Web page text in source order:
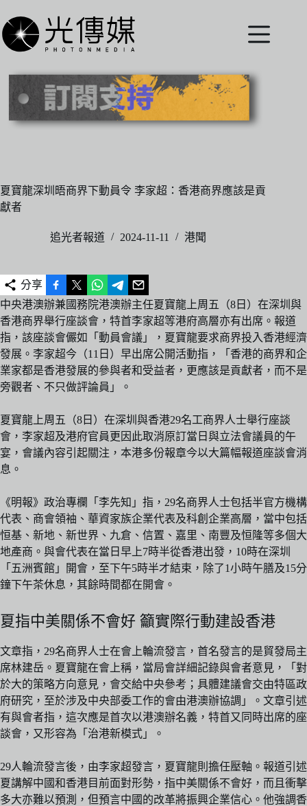
至
主
內
夏寶龍深圳晤商界下動員令 李家超：香港商界應該是貢
獻者
追光者報道 2024-11-11 港聞
分享
中央港澳辦兼國務院港澳辦主任夏寶龍上周五（8日）在深圳與
香港商界舉行座談會，特首李家超等港府高層亦有出席。報道
指，該座談會儼如「動員會議」，夏寶龍要求商界投入香港經濟
發展。李家超今（11日）早出席公開活動指，「香港的商界和企
業家都是香港發展的參與者和受益者，更應該是貢獻者，而不是
旁觀者、不只做評論員」。
夏寶龍上周五（8日）在深圳與香港29名工商界人士舉行座談
會，李家超及港府官員更因此取消原訂當日與立法會議員的午
宴，會議內容引起關注，本港多份報章今以大篇幅報道座談會消
息。
《明報》政治專欄「李先知」指，29名商界人士包括半官方機構
代表、商會領袖、華資家族企業代表及科創企業高層，當中包括
恒基、新地、新世界、九倉、信置、嘉里、南豐及恒隆等多個大
地產商。與會代表在當日早上7時半從香港出發，10時在深圳
「五洲賓館」開會，至下午5時半才結束，除了1小時午膳及15分
鐘下午茶休息，其餘時間都在開會。
夏指中美關係不會好 籲實際行動建設香港
文章指，29名商界人士在會上輪流發言，首名發言的是貿發局主
席林建岳。夏寶龍在會上稱，當局會詳細記錄與會者意見，「對
於大的策略方向意見，會交給中央參考；具體建議會交由特區政
府研究，至於涉及中央部委工作的會由港澳辦協調」。文章引述
有與會者指，這次應是首次以港澳辦名義，特首又同時出席的座
談會，又形容為「治港新模式」。
29人輪流發言後，由李家超發言，夏寶龍則擔任壓軸。報道引述
夏講解中國和香港目前面對形勢，指中美關係不會好，而且衝擊
多大亦難以預測，但預言中國的改革將振興企業信心。他強調香